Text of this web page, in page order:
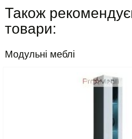
Також
товари:
Модульні меблі